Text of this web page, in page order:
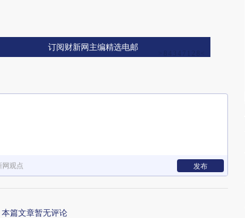
订阅财新网主编精选电邮
网观点 发布
本篇文章暂无评论